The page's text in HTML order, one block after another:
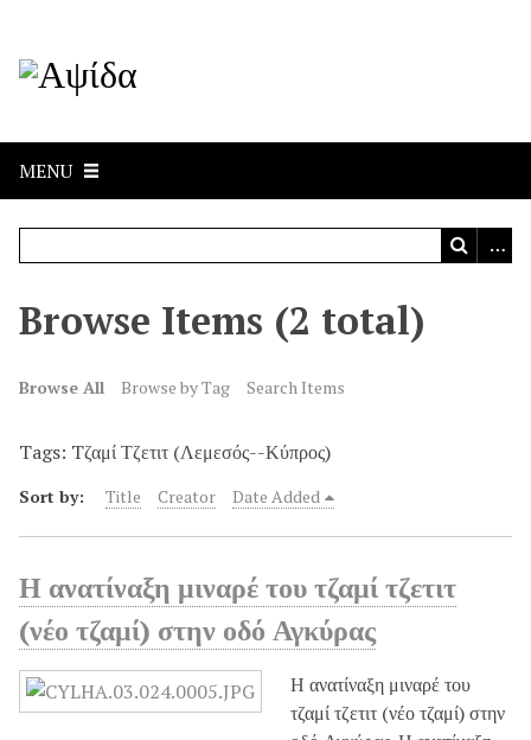
MENU
Browse Items (2 total)
Browse All Browse by Tag Search Items
Tags: Tζαμί Τζετιτ (Λεμεσός--Κύπρος)
Sort by: Title Creator Date Added
Η ανατίναξη μιναρέ του τζαμί τζετιτ
(νέο τζαμί) στην οδό Αγκύρας
Η ανατίναξη μιναρέ του
τζαμί τζετιτ (νέο τζαμί) στην